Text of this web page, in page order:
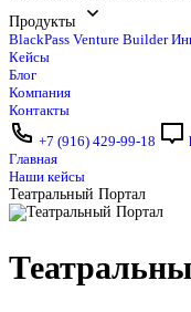
Продукты
BlackPass Venture Builder
Кейсы
Блог
Компания
Контакты
+7 (916) 429-99-18
Главная
Наши кейсы
Театральный Портал